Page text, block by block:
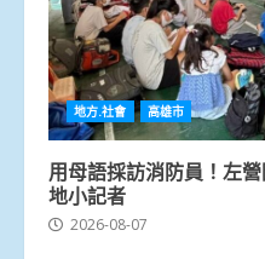
地方.社會 高雄市
用母語採訪消防員！左
地小記者
2026-08-07